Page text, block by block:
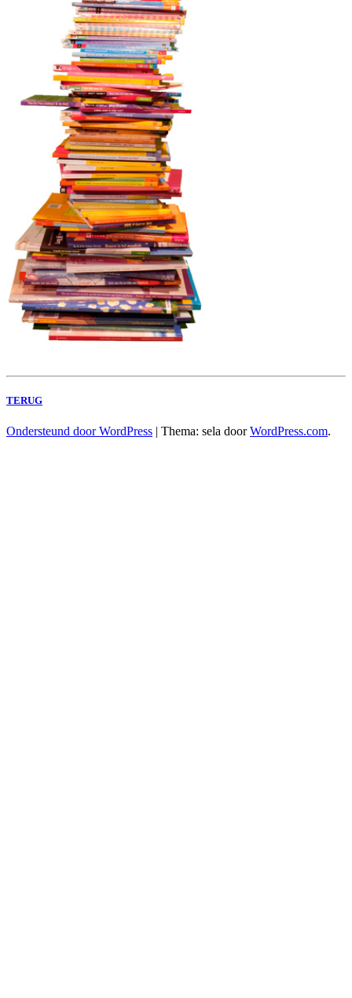
TERUG
Ondersteund door WordPress Thema: sela doorWordPress.com.